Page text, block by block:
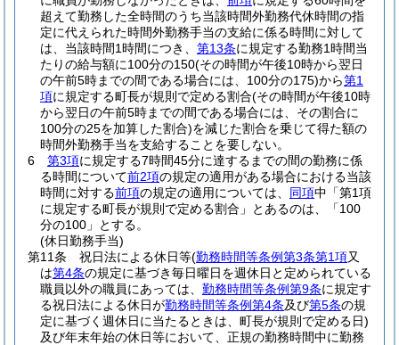
超えて勤務した全時間のうち当該時間外勤務代休時間の指
定に代えられた時間外勤務手当の支給に係る時間に対して
は、当該時間1時間につき、 第13条に規定する勤務1時間当
たりの給与額に100分の150(その時間が午後10時から翌日
の午前5時までの間である場合には、100分の175)から第1
項に規定する町長が規則で定める割合(その時間が午後10時
から翌日の午前5時までの間である場合には、その割合に
100分の25を加算した割合)を減じた割合を乗じて得た額の
時間外勤務手当を支給することを要しない。
6
第3項に規定する7時間45分に達するまでの間の勤務に係
る時間について前2項の規定の適用がある場合における当該
時間に対する前項の規定の適用については、 同項中「第1項
に規定する町長が規則で定める割合」とあるのは、「100
分の100」とする。
(休日勤務手当)
第11条
祝日法による休日等(勤務時間等条例第3条第1項又
は第4条の規定に基づき毎日曜日を週休日と定められている
職員以外の職員にあっては、 勤務時間等条例第9条に規定す
る祝日法による休日が勤務時間等条例第4条及び第5条の規
定に基づく週休日に当たるときは、町長が規則で定める日)
及び年末年始の休日等において、正規の勤務時間中に勤務